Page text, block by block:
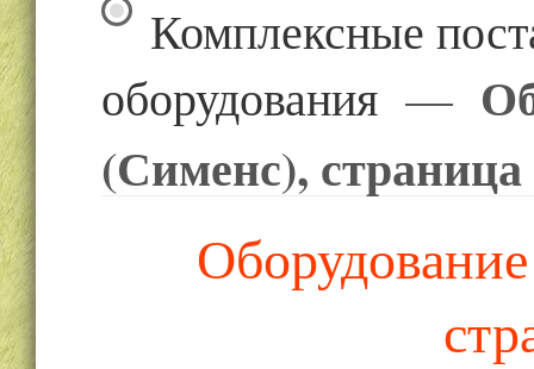
Комплексные
оборудования—
(Сименс), страница